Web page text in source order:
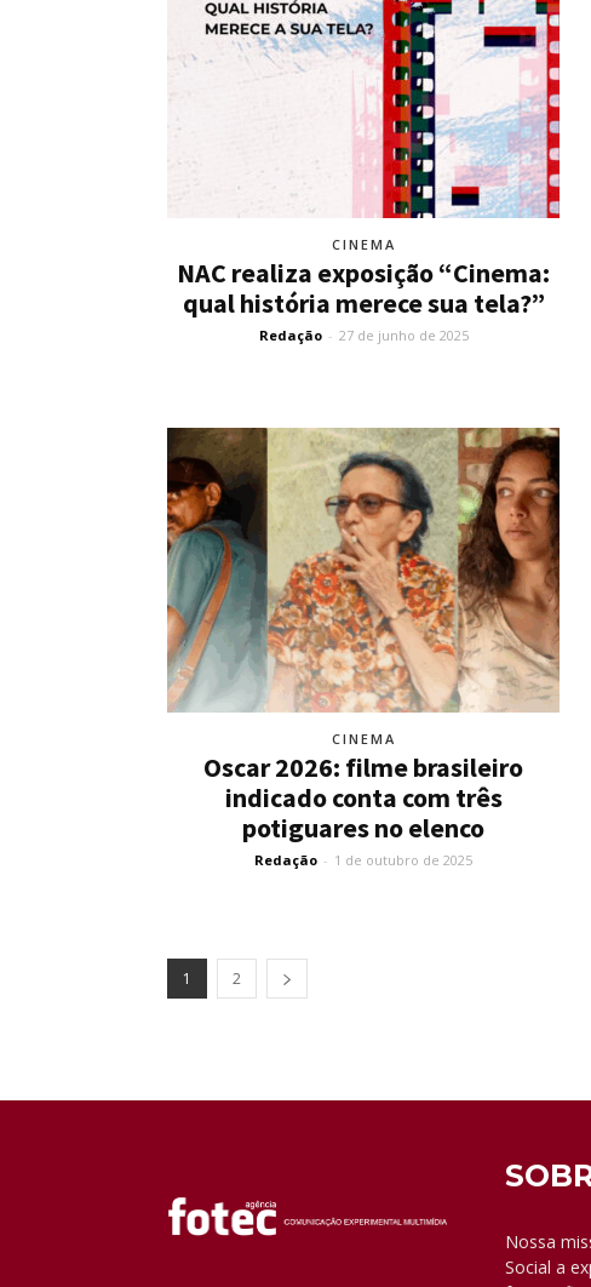
CINEMA
NAC realiza exposição “Cinema:
qual história merece sua tela?”
Redação - 27 de junho de 2025
CINEMA
Oscar 2026: filme brasileiro
indicado conta com três
potiguares no elenco
Redação - 1 de outubro de 2025
1 2
Nossa
Social a